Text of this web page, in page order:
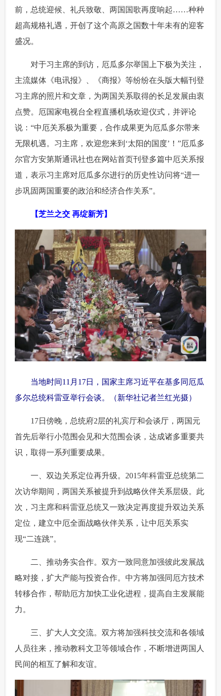
前，总统迎候、礼兵致敬、两国国歌再度响起……种种
超高规格礼遇，开创了这个高原之国数十年未有的迎客
盛况。
对于习主席的到访，厄瓜多尔举国上下极为关注，
主流媒体《电讯报》、《商报》等纷纷在头版大幅刊登
习主席的照片和文章，为两国关系取得的长足发展由衷
点赞。厄国家电视台全程直播机场欢迎仪式，并评论
说：“中厄关系极为重要，合作成果更为厄瓜多尔带来
无限机遇。习主席，欢迎您来到‘太阳的国度’！”厄瓜多
尔官方安第斯通讯社也在网站首页刊登多篇中厄关系报
道，表示习主席对厄瓜多尔进行的历史性访问将“进一
步巩固两国重要的政治和经济合作关系”。
【芝兰之交 再绽新芳】
当地时间11月17日，国家主席习近平在基多同厄瓜
多尔总统科雷亚举行会谈。（新华社记者兰红光摄）
17日傍晚，总统府2层的礼宾厅和会谈厅，两国元
首先后举行小范围会见和大范围会谈，达成诸多重要共
识，取得一系列重要成果。
一、双边关系定位再升级。2015年科雷亚总统第二
次访华期间，两国关系被提升到战略伙伴关系层级。此
次，习主席和科雷亚总统又一致决定再度提升双边关系
定位，建立中厄全面战略伙伴关系，让中厄关系实
现“二连跳”。
二、推动务实合作。双方一致同意加强彼此发展战
略对接，扩大产能与投资合作。中方将加强同厄方技术
转移合作，帮助厄方加快工业化进程，提高自主发展能
力。
三、扩大人文交流。双方将加强科技交流和各领域
人员往来，推动教科文卫等领域合作，不断增进两国人
民间的相互了解和友谊。